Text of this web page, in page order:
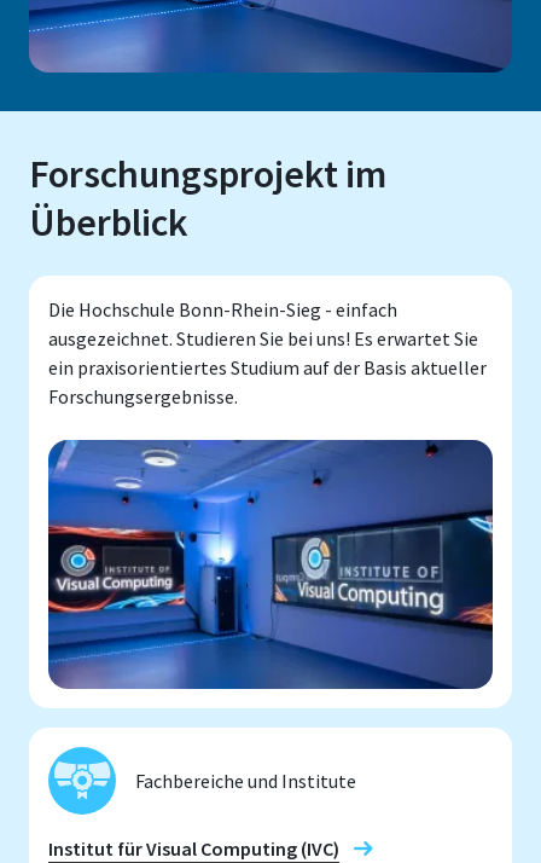
Forschungsprojekt im
Überblick
Die Hochschule Bonn-Rhein-Sieg - einfach
ausgezeichnet. Studieren Sie bei uns! Es erwartet Sie
ein praxisorientiertes Studium auf der Basis aktueller
Forschungsergebnisse.
Fachbereiche und Institute
Institut für Visual Computing (IVC)